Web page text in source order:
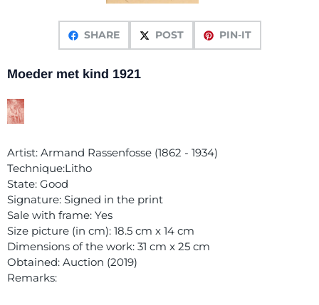
SHARE POST PIN-IT
Moeder met kind 1921
Artist: Armand Rassenfosse (1862 - 1934)
Technique:Litho
State: Good
Signature: Signed in the print
Sale with frame: Yes
Size picture (in cm): 18.5 cm x 14 cm
Dimensions of the work: 31 cm x 25 cm
Obtained: Auction (2019)
Remarks: